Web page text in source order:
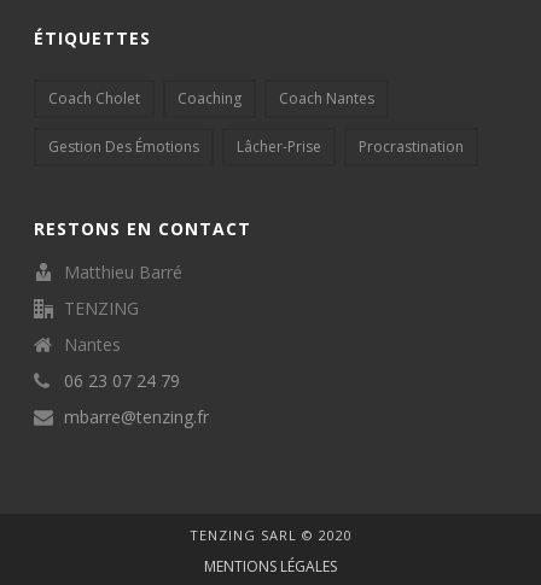
ÉTIQUETTES
Coach Cholet Coaching Coach Nantes
Gestion Des Émotions Lâcher-Prise Procrastination
RESTONS EN CONTACT
Matthieu Barré
TENZING
Nantes
06 23 07 24 79
mbarre@tenzing.fr
TENZING SARL © 2020
MENTIONS LÉGALES